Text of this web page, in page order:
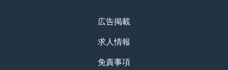
広告掲載
求人情報
免責事項